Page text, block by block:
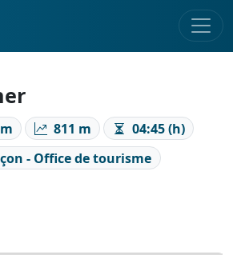
811 m
04:45 (h)
- Office de tourisme